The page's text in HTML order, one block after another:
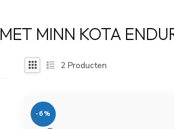
MINN KOTA
2 Producten
-6%